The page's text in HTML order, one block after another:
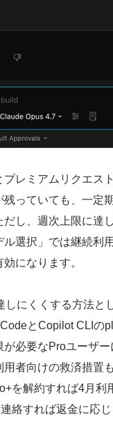
プレミアムリクエス
残っていても、一定
だし、週次上限に達
ル選択」では継続利
になります。
しにくくする方法と
とCopilot CLIの
が必要なProユーザ
用者向けの救済措置
を解約すれば4月利
絡すれば返金に応じ